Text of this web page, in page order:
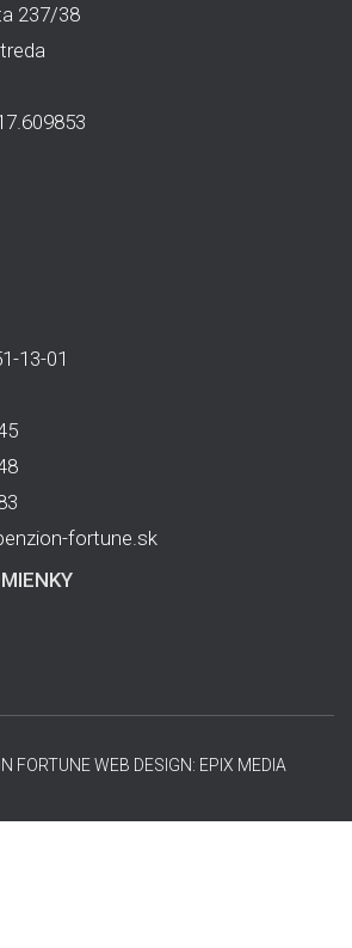
237/38
13-01
fortune.sk
FORTUNE WEB DESIGN: EPIX MEDIA